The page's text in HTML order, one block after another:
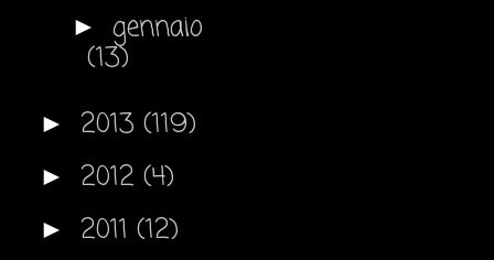
► gennaio
(13)
► 2013 (119)
► 2012 (4)
► 2011 (12)